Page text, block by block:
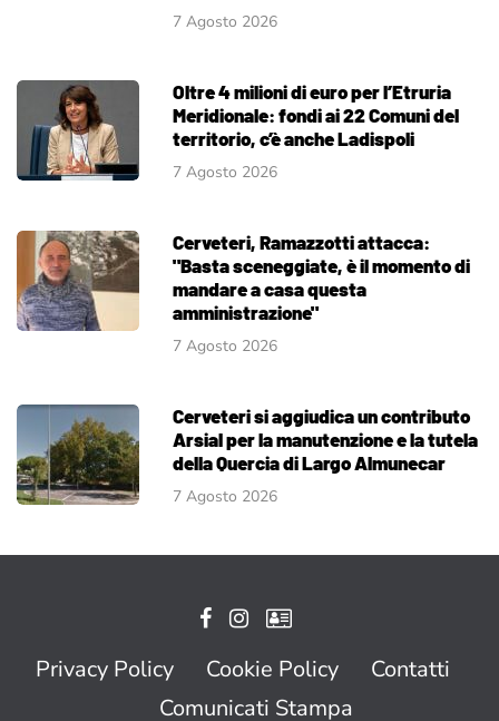
7 Agosto 2026
Oltre 4 milioni di euro per l’Etruria
Meridionale: fondi ai 22 Comuni del
territorio, c’è anche Ladispoli
7 Agosto 2026
Cerveteri, Ramazzotti attacca:
"Basta sceneggiate, è il momento di
mandare a casa questa
amministrazione"
7 Agosto 2026
Cerveteri si aggiudica un contributo
Arsial per la manutenzione e la tutela
della Quercia di Largo Almunecar
7 Agosto 2026
Privacy Policy Cookie Policy
Contatti
Comunicati Stampa